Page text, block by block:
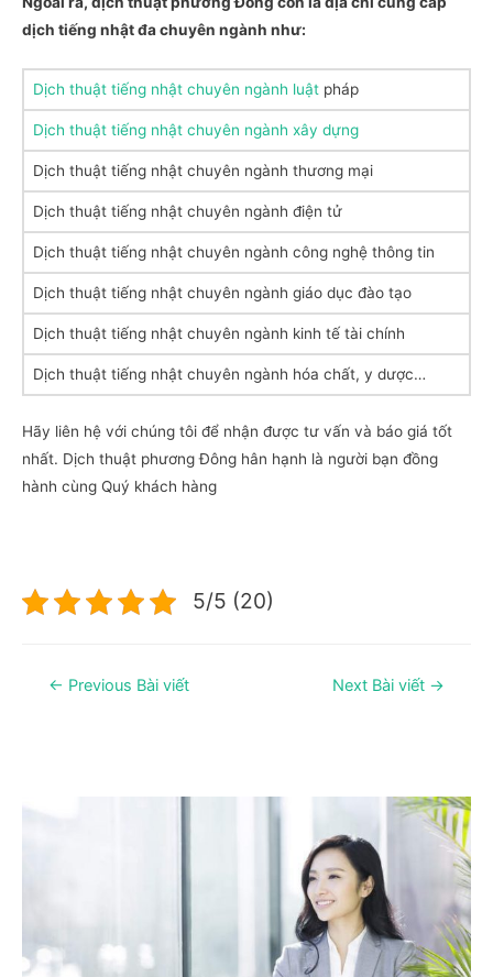
dịch tiếng nhật đa chuyên ngành như:
Dịch thuật tiếng nhật chuyên ngành luật pháp
Dịch thuật tiếng nhật chuyên ngành xây dựng
Dịch thuật tiếng nhật chuyên ngành thương mại
Dịch thuật tiếng nhật chuyên ngành điện tử
Dịch thuật tiếng nhật chuyên ngành công nghệ thông tin
Dịch thuật tiếng nhật chuyên ngành giáo dục đào tạo
Dịch thuật tiếng nhật chuyên ngành kinh tế tài chính
Dịch thuật tiếng nhật chuyên ngành hóa chất, y dược…
Hãy liên hệ với chúng tôi để nhận được tư vấn và báo giá tốt
nhất. Dịch thuật phương Đông hân hạnh là người bạn đồng
hành cùng Quý khách hàng
5/5 (20)
Điều
← Previous Bài viết Next Bài viết →